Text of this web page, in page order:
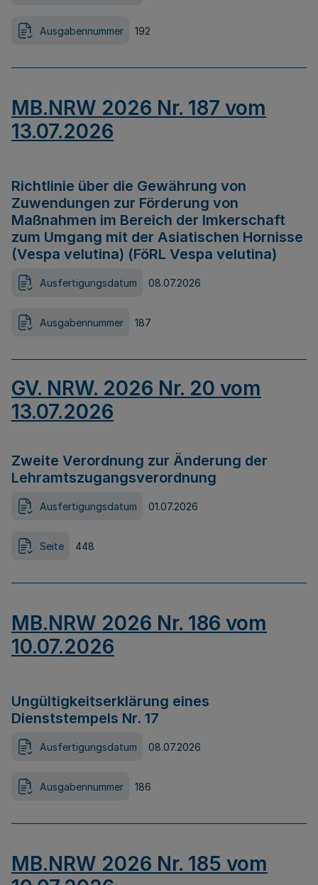
Ausgabennummer 192
MB.NRW 2026 Nr. 187 vom
13.07.2026
Richtlinie über die Gewährung von
Zuwendungen zur Förderung von
Maßnahmen im Bereich der Imkerschaft
zum Umgang mit der Asiatischen Hornisse
(Vespa velutina) (FöRL Vespa velutina)
Ausfertigungsdatum 08.07.2026
Ausgabennummer 187
GV. NRW. 2026 Nr. 20 vom
13.07.2026
Zweite Verordnung zur Änderung der
Lehramtszugangsverordnung
Ausfertigungsdatum 01.07.2026
Seite 448
MB.NRW 2026 Nr. 186 vom
10.07.2026
Ungültigkeitserklärung eines
Dienststempels Nr. 17
Ausfertigungsdatum 08.07.2026
Ausgabennummer 186
MB.NRW 2026 Nr. 185 vom